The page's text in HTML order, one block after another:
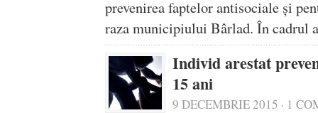
prevenirea faptelor antisociale şi
raza municipiului Bârlad. În
Individ arestat
15 ani
9 DECEMBRIE 2015 · 1